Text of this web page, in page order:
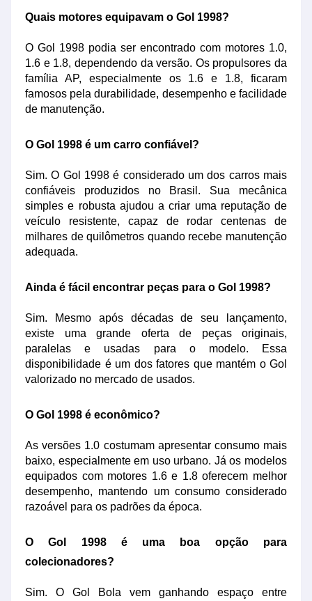
Quais motores equipavam o Gol 1998?
O Gol 1998 podia ser encontrado com motores 1.0,
1.6 e 1.8, dependendo da versão. Os propulsores da
família AP, especialmente os 1.6 e 1.8, ficaram
famosos pela durabilidade, desempenho e facilidade
de manutenção.
O Gol 1998 é um carro confiável?
Sim. O Gol 1998 é considerado um dos carros mais
confiáveis produzidos no Brasil. Sua mecânica
simples e robusta ajudou a criar uma reputação de
veículo resistente, capaz de rodar centenas de
milhares de quilômetros quando recebe manutenção
adequada.
Ainda é fácil encontrar peças para o Gol 1998?
Sim. Mesmo após décadas de seu lançamento,
existe uma grande oferta de peças originais,
paralelas e usadas para o modelo. Essa
disponibilidade é um dos fatores que mantém o Gol
valorizado no mercado de usados.
O Gol 1998 é econômico?
As versões 1.0 costumam apresentar consumo mais
baixo, especialmente em uso urbano. Já os modelos
equipados com motores 1.6 e 1.8 oferecem melhor
desempenho, mantendo um consumo considerado
razoável para os padrões da época.
O Gol 1998 é uma boa opção para
colecionadores?
Sim. O Gol Bola vem ganhando espaço entre